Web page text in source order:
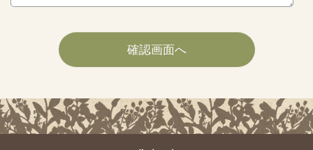
確認画面へ